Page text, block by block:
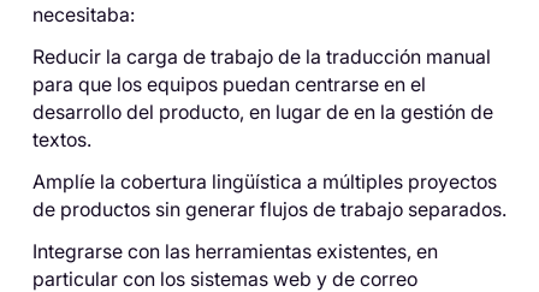
necesitaba:
Reducir la carga de trabajo de la traducción manual
para que los equipos puedan centrarse en el
desarrollo del producto, en lugar de en la gestión de
textos.
Amplíe la cobertura lingüística a múltiples proyectos
de productos sin generar flujos de trabajo separados.
Integrarse con las herramientas existentes, en
particular con los sistemas web y de correo